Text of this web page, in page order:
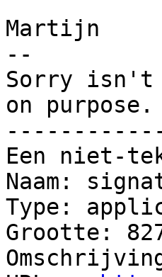
Martijn
--
Sorry isn't
on purpose.
Een niet-
Naam:
Type:
Grootte: